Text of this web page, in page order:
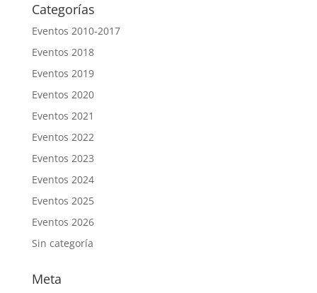
Categorías
Eventos 2010-2017
Eventos 2018
Eventos 2019
Eventos 2020
Eventos 2021
Eventos 2022
Eventos 2023
Eventos 2024
Eventos 2025
Eventos 2026
Sin categoría
Meta